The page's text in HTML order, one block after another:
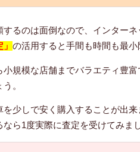
るのは面倒なので、インター
の活用すると手間も時間も最
規模な店舗までバラエティ豊
。
少しで安く購入することが出来
なら1度実際に査定を受けてみま